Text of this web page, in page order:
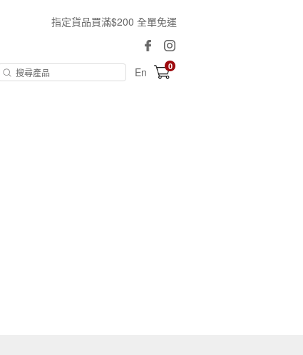
指定貨品買滿$200 全單免運
En 0